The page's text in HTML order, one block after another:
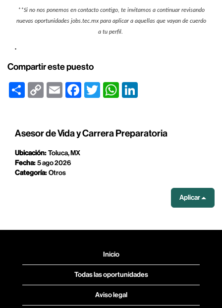
**Si no nos ponemos en contacto contigo, te invitamos a continuar revisando
nuevas oportunidades jobs.tec.mx para aplicar a aquellas que vayan de cuerdo
a tu perfil.
.
Compartir este puesto
Share
Copy
Link
Email FacebookTwitter WhatsApp
Asesor de Vida y Carrera Preparatoria
Ubicación:Toluca, MX
Fecha:5 ago 2026
Categoría:Otros
Aplicar
Inicio
Todas las oportunidades
Aviso legal